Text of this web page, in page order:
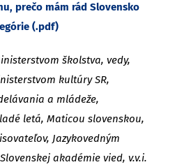
prečo mám rád Slovensko
(.pdf)
školstva, vedy,
kultúry SR,
a mládeže,
letá, Maticou slovenskou,
Jazykovedným
akadémie vied, v.v.i.